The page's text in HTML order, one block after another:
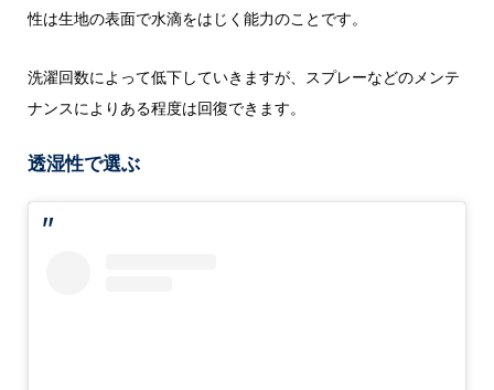
性は生地の表面で水滴をはじく能力のことです。
洗濯回数によって低下していきますが、スプレーなどのメンテ
ナンスによりある程度は回復できます。
透湿性で選ぶ